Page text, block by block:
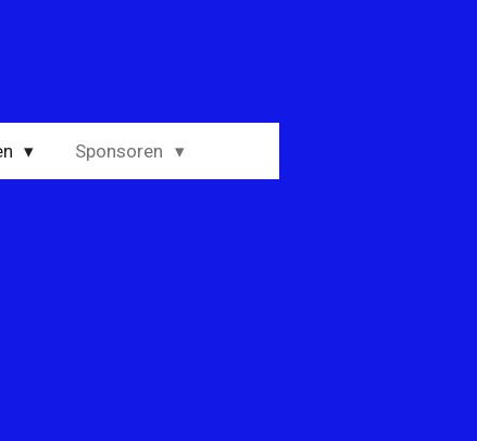
Sponsoren